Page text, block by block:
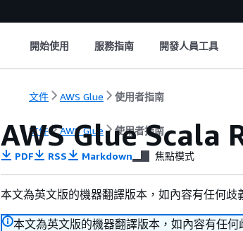
開始使用 服務指南 開發人員工具
文件 AWS Glue 使用者指南
文件 AWS Glue 使用者指南
AWS Glue Scala
PDF RSS Markdown 焦點模式
本文為英文版的機器翻譯版本，如內容有任何歧
本文為英文版的機器翻譯版本，如內容有任